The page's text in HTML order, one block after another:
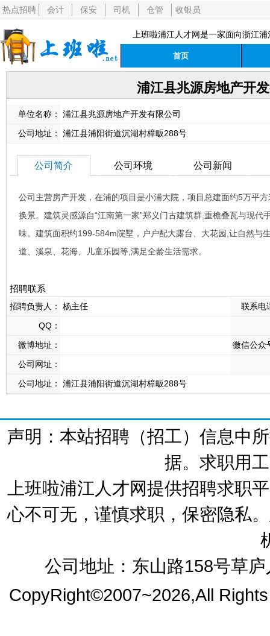
热点招聘 会计 保安 司机 仓管 收银员
上班啦浦江人才网是一家面向浙江
首页
浦江县兆源房地产开
单位名称：
浦江县兆源房地产开发有限公司
公司地址：
浦江县浦阳街道沉湖村樟畈288号
公司简介 公司环境 公司新闻
公司主营房产开发，在浦的项目是小浦大院，项目总建面约5万平
换景。建筑灵感源自“江南第一家”郑义门古建筑群,重檐叠瓦与现
味。建筑面积约199-584m院墅，户户配大露台、大花园,让自然与
道、溪泉、花海、儿童乐园等,满足全龄生活需求。
招聘联系
招聘负责人： 杨主任
联系电
QQ：
微博地址：
微信公众
公司网址：
公司地址：
浦江县浦阳街道沉湖村樟畈288号
声明：本站招聘（招工）信息中
据。求职用
上班啦浦江人才网提供招聘求职
心不可无，谨慎求职，保密隐私
公司地址：东山路158号草
CopyRight©2007~2026,All